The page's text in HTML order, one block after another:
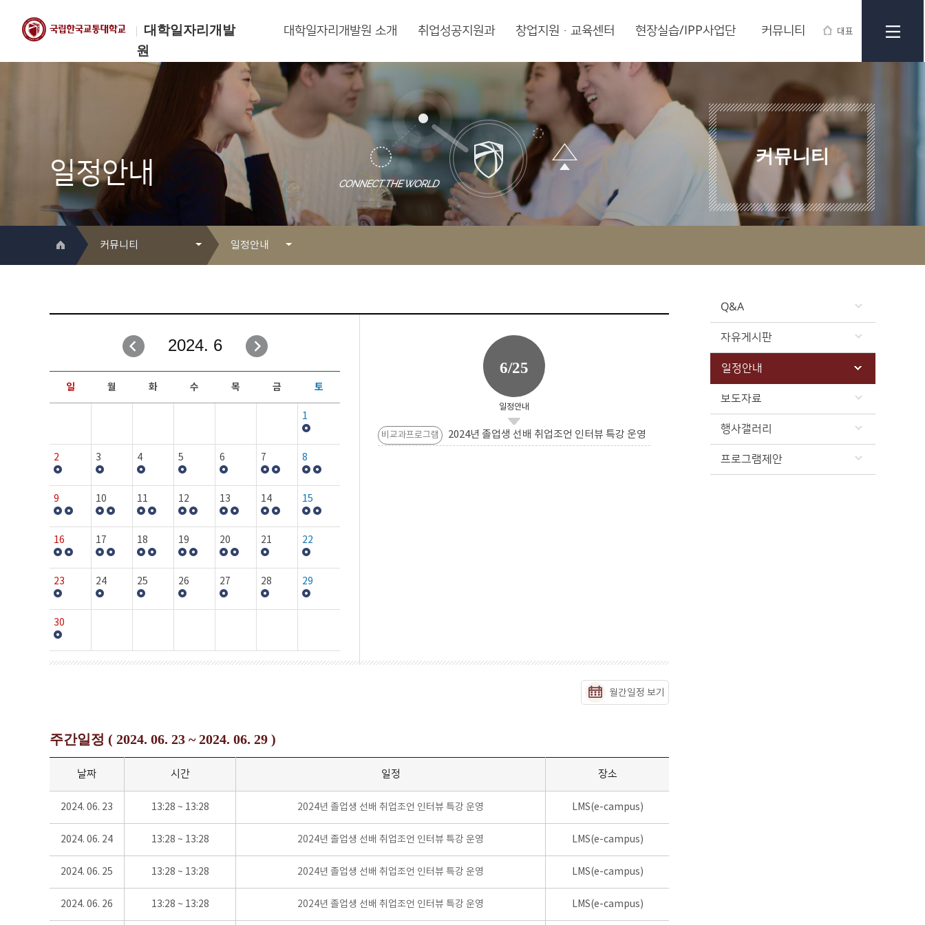
대학일자리개발
원
대표
한국교통대학교
대학일자리개발원
대학일자리개발원 소개 취업성공지원과 창업지원·교육센터 현장실습/IPP사업단 커뮤니티
일정안내
커뮤니티
커뮤니티
취업성공지원과
창업지원·교육센터
현장실습/IPP사업단
커뮤니티
일정안내
자유게시판
일정안내
보도자료
행사갤러리
Q&A
자유게시판
일정안내
보도자료
행사갤러리
프로그램제안
2024. 6
일 월 화 수 목 금 토
1
2 3 4 5 6 7 8
9 10 11 12 13 14 15
16 17 18 19 20 21 22
23 24 25 26 27 28 29
30
6/25
일정안내
비교과프로그램 2024년 졸업생 선배 취업조언 인터뷰 특강 운영
월간일정 보기
주간일정 ( 2024. 06. 23 ~ 2024. 06. 29 )
날짜 시간 일정 장소
2024. 06. 23 13:28 ~ 13:28 2024년 졸업생 선배 취업조언 인터뷰 특강 운영 LMS(e-campus)
2024. 06. 24 13:28 ~ 13:28 2024년 졸업생 선배 취업조언 인터뷰 특강 운영 LMS(e-campus)
2024. 06. 25 13:28 ~ 13:28 2024년 졸업생 선배 취업조언 인터뷰 특강 운영 LMS(e-campus)
2024. 06. 26 13:28 ~ 13:28 2024년 졸업생 선배 취업조언 인터뷰 특강 운영 LMS(e-campus)